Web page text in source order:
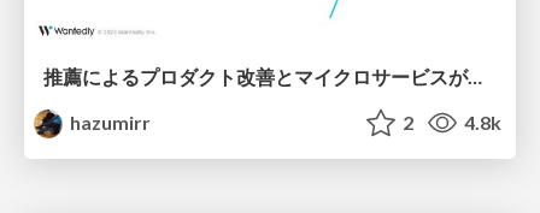
推薦によるプロダクト改善とマイクロサービスが噛み合った話
hazumirr
2 4.8k